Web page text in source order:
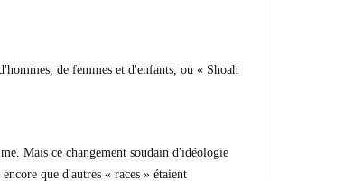
de femmes et d'enfants, ou « Shoah
Mais ce changement soudain d'idéologie
que d'autres « races » étaient